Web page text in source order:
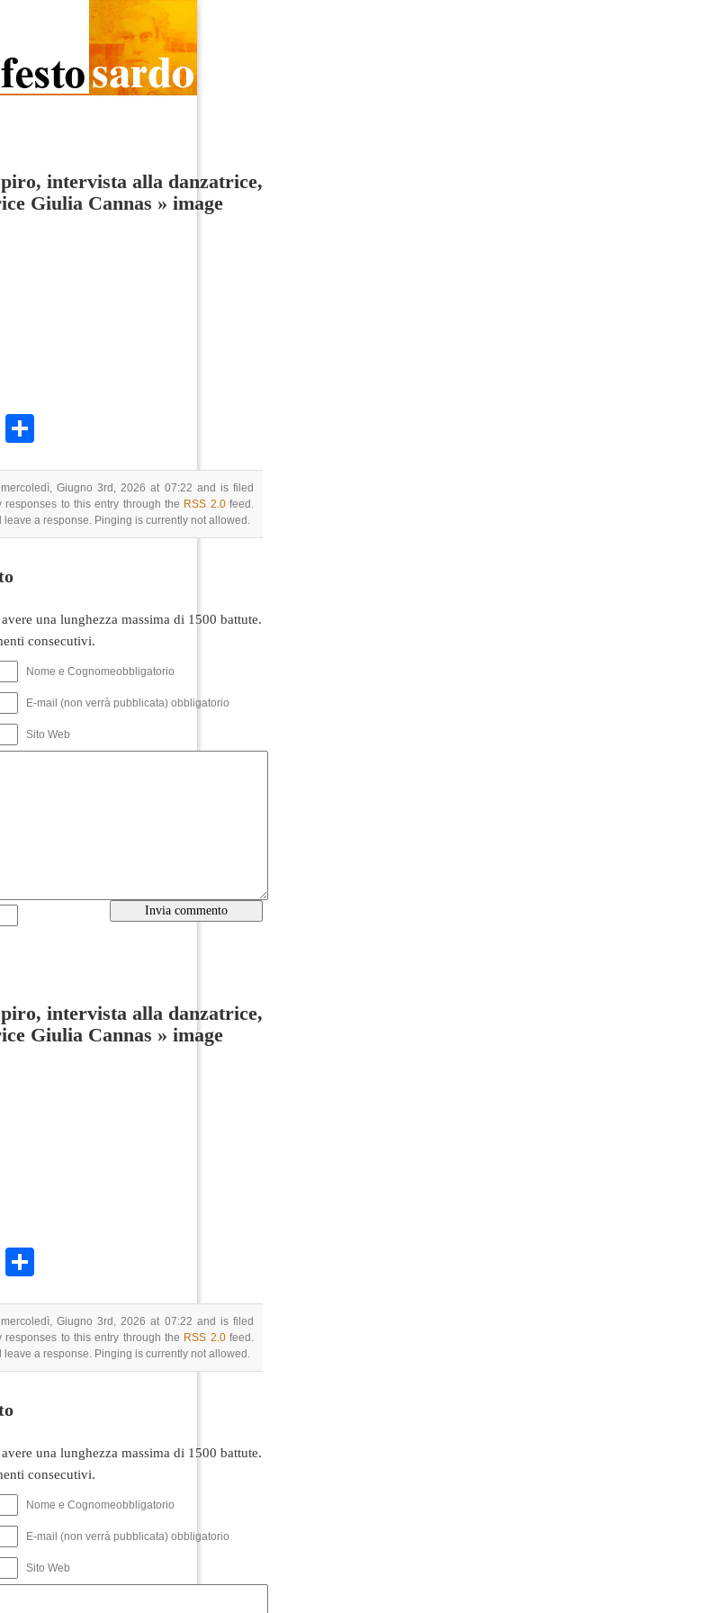
intervista alla danzatrice,
Giulia Cannas » image
WhatsApp
Giugno 3rd, 2026 at 07:22 and is filed
to this entry through the RSS 2.0feed.
leave a response. Pinging is currently not allowed.
una lunghezza massima di 1500 battute.
consecutivi.
Nome e Cognomeobbligatorio
E-mail (non verrà pubblicata) obbligatorio
Sito Web
intervista alla danzatrice,
Giulia Cannas » image
WhatsApp
Giugno 3rd, 2026 at 07:22 and is filed
to this entry through the RSS 2.0feed.
a response. Pinging is currently not allowed.
una lunghezza massima di 1500 battute.
consecutivi.
Nome e Cognomeobbligatorio
E-mail (non verrà pubblicata) obbligatorio
Sito Web